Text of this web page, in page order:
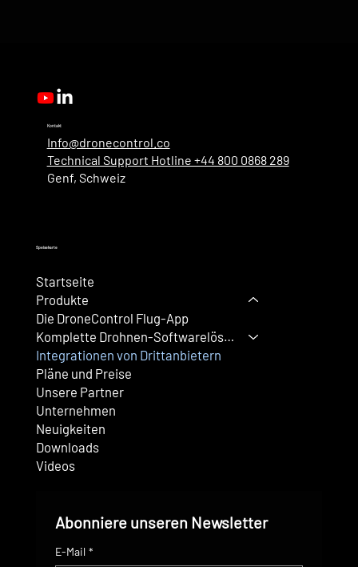
Kontakt
Info@dronecontrol.co
Technical Support Hotline +44 800 0868 289
Genf, Schweiz
Speisekarte
Startseite
Produkte
Die DroneControl Flug-App
Komplette Drohnen-Softwarelösung
Integrationen von Drittanbietern
Pläne und Preise
Unsere Partner
Unternehmen
Neuigkeiten
Downloads
Videos
Abonniere unseren Newsletter
E-Mail *